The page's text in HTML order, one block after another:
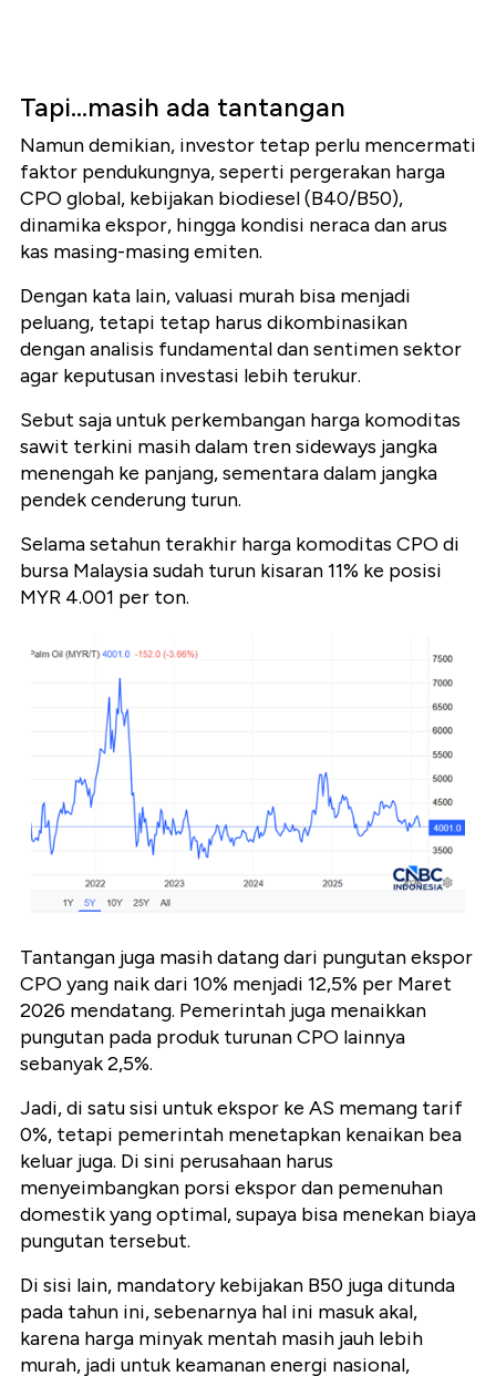
Tapi...masih ada tantangan
Namun demikian, investor tetap perlu mencermati
faktor pendukungnya, seperti pergerakan harga
CPO global, kebijakan biodiesel (B40/B50),
dinamika ekspor, hingga kondisi neraca dan arus
kas masing-masing emiten.
Dengan kata lain, valuasi murah bisa menjadi
peluang, tetapi tetap harus dikombinasikan
dengan analisis fundamental dan sentimen sektor
agar keputusan investasi lebih terukur.
Sebut saja untuk perkembangan harga komoditas
sawit terkini masih dalam tren sideways jangka
menengah ke panjang, sementara dalam jangka
pendek cenderung turun.
Selama setahun terakhir harga komoditas CPO di
bursa Malaysia sudah turun kisaran 11% ke posisi
MYR 4.001 per ton.
Tantangan juga masih datang dari pungutan ekspor
CPO yang naik dari 10% menjadi 12,5% per Maret
2026 mendatang. Pemerintah juga menaikkan
pungutan pada produk turunan CPO lainnya
sebanyak 2,5%.
Jadi, di satu sisi untuk ekspor ke AS memang tarif
0%, tetapi pemerintah menetapkan kenaikan bea
keluar juga. Di sini perusahaan harus
menyeimbangkan porsi ekspor dan pemenuhan
domestik yang optimal, supaya bisa menekan biaya
pungutan tersebut.
Di sisi lain, mandatory kebijakan B50 juga ditunda
pada tahun ini, sebenarnya hal ini masuk akal,
karena harga minyak mentah masih jauh lebih
murah, jadi untuk keamanan energi nasional,